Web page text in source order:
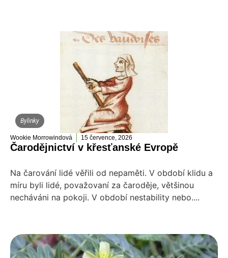
Bylinky
Wookie Morrowindová 15 července, 2026
Čarodějnictví v křesťanské Evropě
Na čarování lidé věřili od nepaměti. V období klidu a
míru byli lidé, považovaní za čaroděje, většinou
necháváni na pokoji. V období nestability nebo....